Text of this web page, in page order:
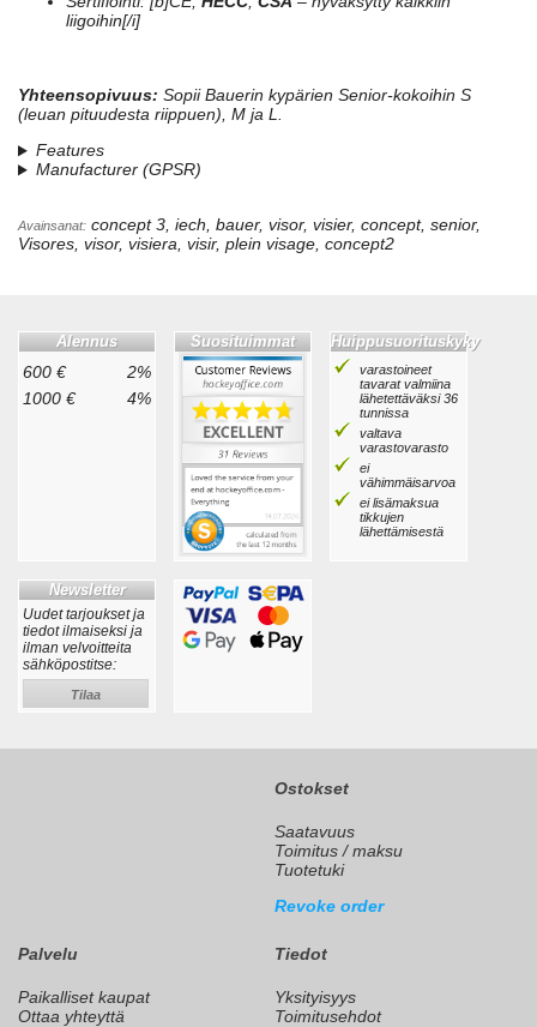
liigoihin[/i]
Yhteensopivuus: Sopii Bauerin kypärien Senior-kokoihin S
(leuan pituudesta riippuen), M ja L.
Features
Manufacturer (GPSR)
Avainsanat: concept 3, iech, bauer, visor, visier, concept, senior,
Visores, visor, visiera, visir, plein visage, concept2
Alennus
600 €
2%
1000 €
4%
Suosituimmat Huippusuorituskyky
varastoineet
tavarat valmiina
lähetettäväksi 36
tunnissa
valtava
varastovarasto
ei
vähimmäisarvoa
ei lisämaksua
tikkujen
lähettämisestä
Newsletter
Uudet tarjoukset ja
tiedot ilmaiseksi ja
ilman velvoitteita
sähköpostitse:
Tilaa
Ostokset
Saatavuus
Toimitus / maksu
Tuotetuki
Revoke order
Palvelu
Paikalliset kaupat
Ottaa yhteyttä
Tiedot
Yksityisyys
Toimitusehdot